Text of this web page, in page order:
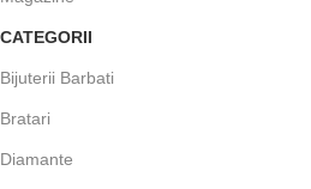
CATEGORII
Bijuterii Barbati
Bratari
Diamante